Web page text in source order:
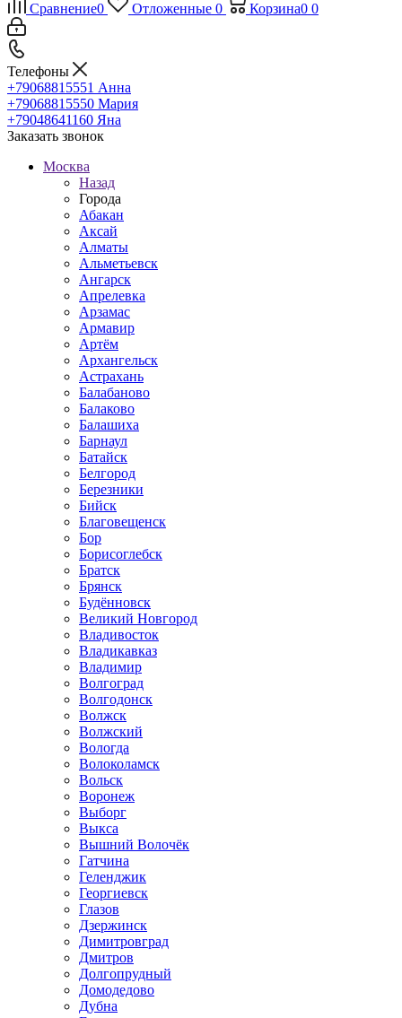
Сравнение0 Отложенные 0 Корзина0 0
Телефоны
+79068815551 Анна
+79068815550 Мария
+79048641160 Яна
Заказать звонок
Москва
Назад
Города
Абакан
Аксай
Алматы
Альметьевск
Ангарск
Апрелевка
Арзамас
Армавир
Артём
Архангельск
Астрахань
Балабаново
Балаково
Балашиха
Барнаул
Батайск
Белгород
Березники
Бийск
Благовещенск
Бор
Борисоглебск
Братск
Брянск
Будённовск
Великий Новгород
Владивосток
Владикавказ
Владимир
Волгоград
Волгодонск
Волжск
Волжский
Вологда
Волоколамск
Вольск
Воронеж
Выборг
Выкса
Вышний Волочёк
Гатчина
Геленджик
Георгиевск
Глазов
Дзержинск
Димитровград
Дмитров
Долгопрудный
Домодедово
Дубна